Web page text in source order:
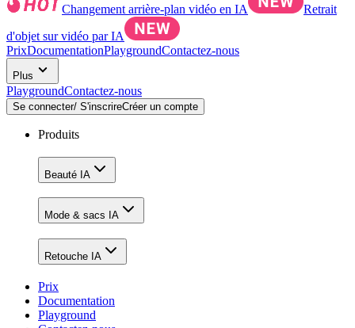
Changement arrière-plan vidéo en IA
Retrait
d'objet sur vidéo par IA
PrixDocumentationPlaygroundContactez-nous
Plus
PlaygroundContactez-nous
Se connecter/ S'inscrireCréer un compte
Produits
Beauté IA
Mode & sacs IA
Retouche IA
Prix
Documentation
Playground